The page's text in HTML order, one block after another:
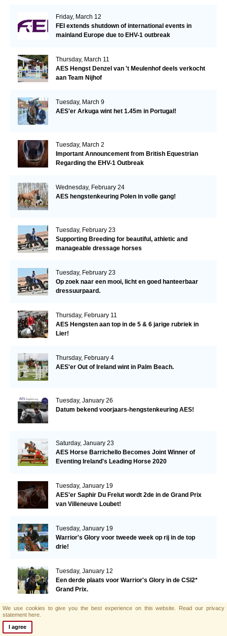
Friday, March 12
FEI extends shutdown of international events in
mainland Europe due to EHV-1 outbreak
Thursday, March 11
AES Hengst Denzel van 't Meulenhof deels verkocht
aan Team Nijhof
Tuesday, March 9
AES'er Arkuga wint het 1.45m in Portugal!
Tuesday, March 2
Important Announcement from British Equestrian
Regarding the EHV-1 Outbreak
Wednesday, February 24
AES hengstenkeuring Polen in volle gang!
Tuesday, February 23
Supporting Breeding for beautiful, athletic and
manageable dressage horses
Tuesday, February 23
Op zoek naar een mooi, licht en goed hanteerbaar
dressuurpaard.
Thursday, February 11
AES Hengsten aan top in de 5 & 6 jarige rubriek in
Lier!
Thursday, February 4
AES'er Out of Ireland wint in Palm Beach.
Tuesday, January 26
Datum bekend voorjaars-hengstenkeuring AES!
Saturday, January 23
AES Horse Barrichello Becomes Joint Winner of
Eventing Ireland's Leading Horse 2020
Tuesday, January 19
AES'er Saphir Du Frelut wordt 2de in de Grand Prix
van Villeneuve Loubet!
Tuesday, January 19
Warrior's Glory voor tweede week op rij in de top
drie!
Tuesday, January 12
Een derde plaats voor Warrior's Glory in de CSI2*
Grand Prix.
Monday, January 11
We use cookies to give you the best experience on this website. Read our privacy
statement here.
I agree